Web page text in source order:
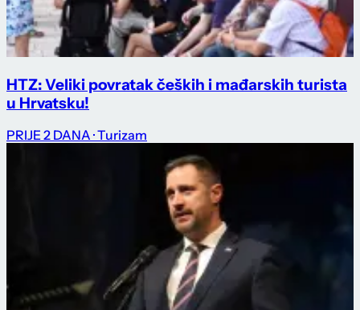
HTZ: Veliki povratak čeških i mađarskih turista
u Hrvatsku!
PRIJE 2 DANA · Turizam